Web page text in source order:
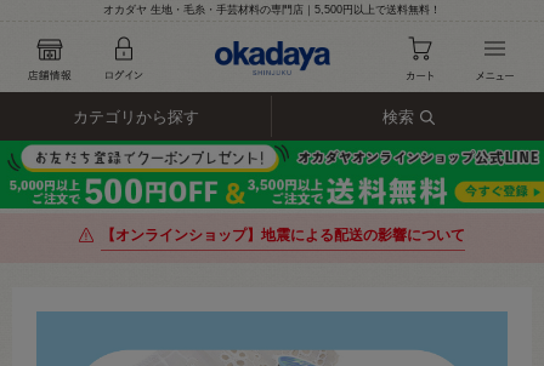
オカダヤ 生地・毛糸・手芸材料の専門店｜5,500円以上で送料無料！
カテゴリから探す 検索
【オンラインショップ】地震による配送の影響について